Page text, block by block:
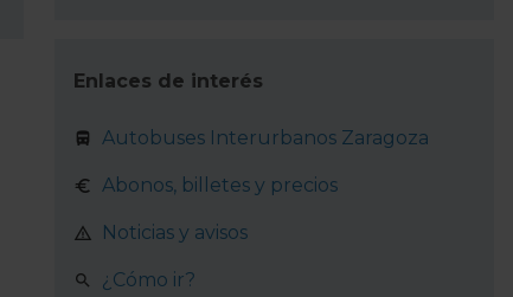
Enlaces de interés
Autobuses Interurbanos Zaragoza
Abonos, billetes y precios
Noticias y avisos
¿Cómo ir?